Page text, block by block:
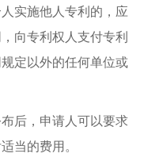
施他人专利的，应
向专利权人支付专利
定以外的任何单位或
，申请人可以要求
当的费用。